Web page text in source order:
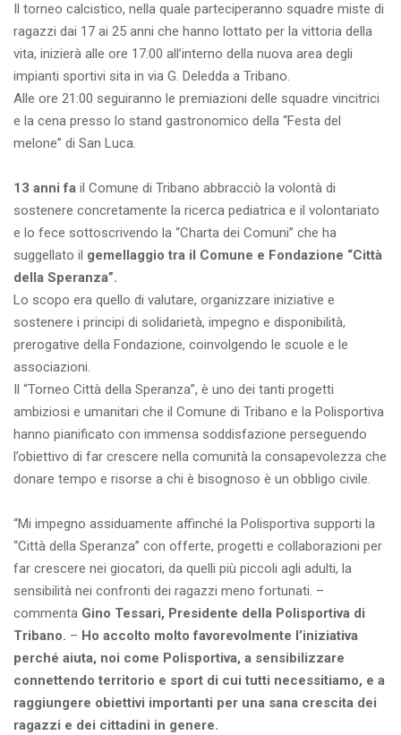
Il torneo calcistico, nella quale parteciperanno squadre miste di
ragazzi dai 17 ai 25 anni che hanno lottato per la vittoria della
vita, inizierà alle ore 17:00 all’interno della nuova area degli
impianti sportivi sita in via G. Deledda a Tribano.
Alle ore 21:00 seguiranno le premiazioni delle squadre vincitrici
e la cena presso lo stand gastronomico della “Festa del
melone” di San Luca.
13 anni fa il Comune di Tribano abbracciò la volontà di
sostenere concretamente la ricerca pediatrica e il volontariato
e lo fece sottoscrivendo la “Charta dei Comuni” che ha
suggellato il gemellaggio tra il Comune e Fondazione “Città
della Speranza”.
Lo scopo era quello di valutare, organizzare iniziative e
sostenere i principi di solidarietà, impegno e disponibilità,
prerogative della Fondazione, coinvolgendo le scuole e le
associazioni.
Il “Torneo Città della Speranza”, è uno dei tanti progetti
ambiziosi e umanitari che il Comune di Tribano e la Polisportiva
hanno pianificato con immensa soddisfazione perseguendo
l’obiettivo di far crescere nella comunità la consapevolezza che
donare tempo e risorse a chi è bisognoso è un obbligo civile.
“Mi impegno assiduamente affinché la Polisportiva supporti la
“Città della Speranza” con offerte, progetti e collaborazioni per
far crescere nei giocatori, da quelli più piccoli agli adulti, la
sensibilità nei confronti dei ragazzi meno fortunati. –
commenta Gino Tessari, Presidente della Polisportiva di
Tribano. – Ho accolto molto favorevolmente l’iniziativa
perché aiuta, noi come Polisportiva, a sensibilizzare
connettendo territorio e sport di cui tutti necessitiamo, e a
raggiungere obiettivi importanti per una sana crescita dei
ragazzi e dei cittadini in genere.